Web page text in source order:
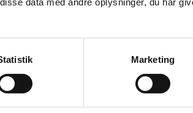
Marketing
har spørgsmål eller brug for assistance.